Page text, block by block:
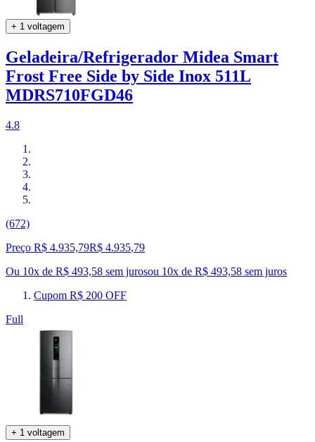
+ 1 voltagem
Geladeira/Refrigerador Midea Smart
Frost Free Side by Side Inox 511L
MDRS710FGD46
4.8
(672)
Preço R$ 4.935,79R$ 4.935,79
Ou 10x de R$ 493,58 sem jurosou 10x de R$ 493,58 sem juros
Cupom R$ 200 OFF
Full
+ 1 voltagem